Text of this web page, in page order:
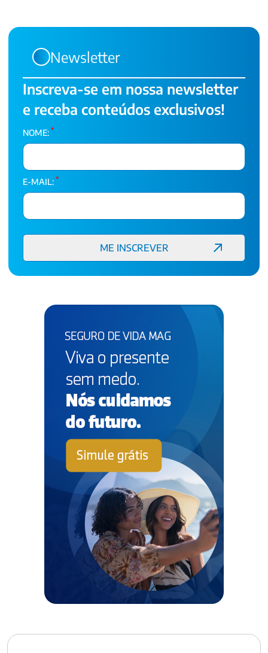
Newsletter
Inscreva-se em nossa newsletter
e receba conteúdos exclusivos!
NOME: *
E-MAIL: *